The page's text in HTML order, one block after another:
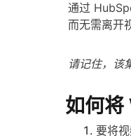
通过
而无需离开
请记住，该
如何
要将